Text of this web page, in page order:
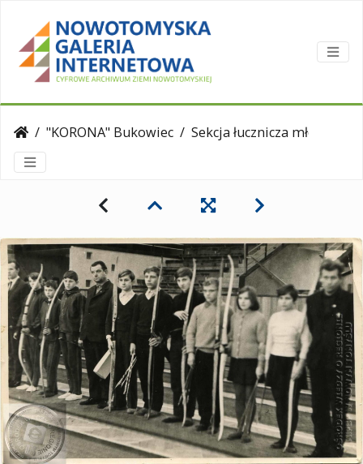
"KORONA" Bukowiec Sekcja łucznicza młodzików Wiejskiego Klubu Sportowego "Korona" Bukowiec.